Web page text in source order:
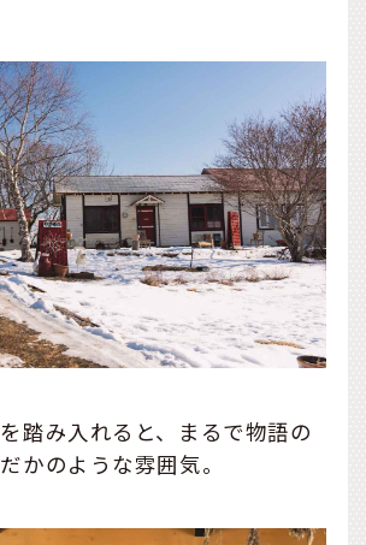
踏み入れると、まるで物語の
かのような雰囲気。